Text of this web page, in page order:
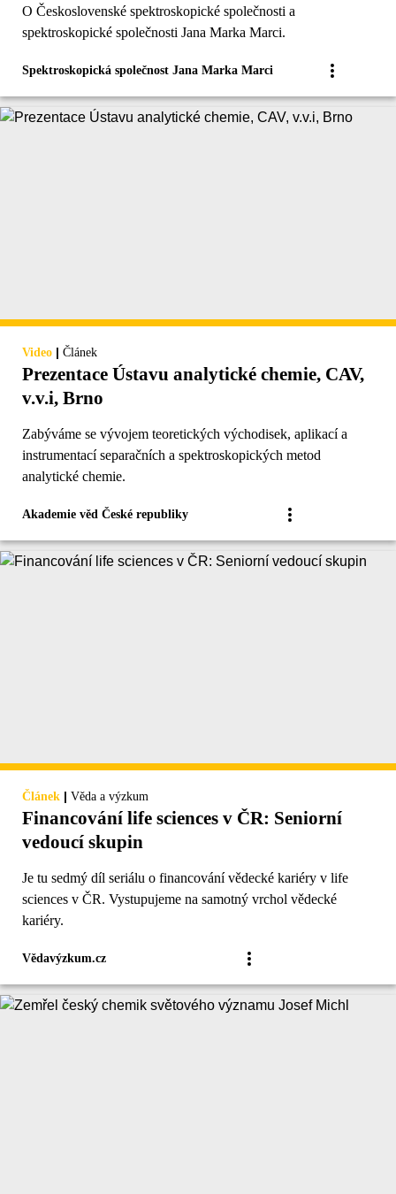
O Československé spektroskopické společnosti a
spektroskopické společnosti Jana Marka Marci.
Spektroskopická společnost Jana Marka Marci
Video | Článek
Prezentace Ústavu analytické chemie, CAV,
v.v.i, Brno
Zabýváme se vývojem teoretických východisek, aplikací a
instrumentací separačních a spektroskopických metod
analytické chemie.
Akademie věd České republiky
Článek | Věda a výzkum
Financování life sciences v ČR: Seniorní
vedoucí skupin
Je tu sedmý díl seriálu o financování vědecké kariéry v life
sciences v ČR. Vystupujeme na samotný vrchol vědecké
kariéry.
Vědavýzkum.cz